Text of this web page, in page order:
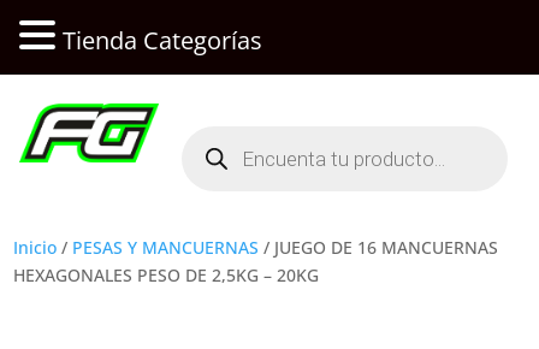
productos
Inicio / PESAS Y MANCUERNAS / JUEGO DE 16 MANCUERNAS
HEXAGONALES PESO DE 2,5KG – 20KG
Tienda Categorías